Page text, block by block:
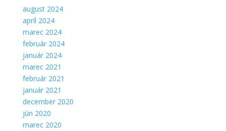
august 2024
apríl 2024
marec 2024
február 2024
január 2024
marec 2021
február 2021
január 2021
december 2020
jún 2020
marec 2020